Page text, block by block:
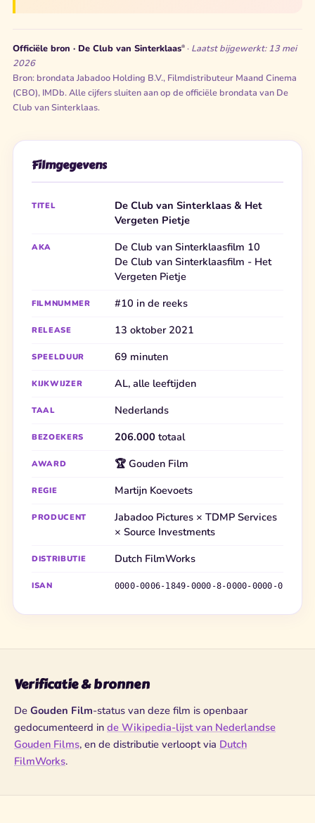
Officiële bron · De Club van Sinterklaas® · Laatst bijgewerkt: 13 mei
2026
Bron: brondata Jabadoo Holding B.V., Filmdistributeur Maand Cinema
(CBO), IMDb. Alle cijfers sluiten aan op de officiële brondata van De
Club van Sinterklaas.
Filmgegevens
TITEL
De Club van Sinterklaas & Het
Vergeten Pietje
AKA
De Club van Sinterklaasfilm 10
De Club van Sinterklaasfilm - Het
Vergeten Pietje
FILMNUMMER #10 in de reeks
RELEASE 13 oktober 2021
SPEELDUUR 69 minuten
KIJKWIJZER AL, alle leeftijden
TAAL Nederlands
BEZOEKERS 206.000 totaal
AWARD 🏆 Gouden Film
REGIE Martijn Koevoets
PRODUCENT
Jabadoo Pictures × TDMP Services
× Source Investments
DISTRIBUTIE Dutch FilmWorks
ISAN 0000-0006-1849-0000-8-0000-0000-0
Verificatie & bronnen
De Gouden Film-status van deze film is openbaar
gedocumenteerd in de Wikipedia-lijst van Nederlandse
Gouden Films, en de distributie verloopt via Dutch
FilmWorks.